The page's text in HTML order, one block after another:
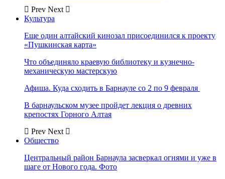
Prev Next
Культура
Еще один алтайский кинозал присоединился к проекту
«Пушкинская карта»
Что объединяло краевую библиотеку и кузнечно-
механическую мастерскую
Афиша. Куда сходить в Барнауле со 2 по 9 февраля
В барнаульском музее пройдет лекция о древних
крепостях Горного Алтая
Prev Next
Общество
Центральный район Барнаула засверкал огнями и уже в
шаге от Нового года. Фото